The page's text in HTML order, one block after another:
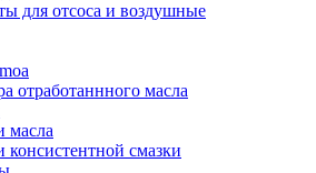
для отсоса и воздушные
отработаннного масла
масла
консистентной смазки